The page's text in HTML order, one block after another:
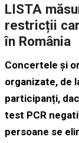
LISTA
restricții
în România
Concertele și
organizate, de
participanți,
test PCR
persoane se